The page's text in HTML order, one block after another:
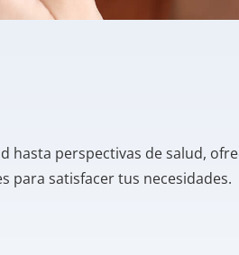
hasta perspectivas de salud,
para satisfacer tus necesidades.